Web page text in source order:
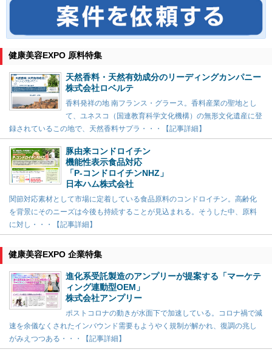
健康美容EXPO 原料特集
天然香料・天然有効成分のリーディングカンパニー
株式会社ロベルテ
香料発祥の地 南フランス・グラース。香料産業の聖地とし
て、ユネスコ（国連教育科学文化機構）の無形文化遺産に登
録されているこの地で、天然香料サプラ・・・【記事詳細】
豚由来コンドロイチン
機能性表示食品対応
「P-コンドロイチンNHZ」
日本ハム株式会社
関節対応素材として市場に定着している食品原料のコンドロイチン。高齢化
を背景にそのニーズは今後も持続することが見込まれる。そうした中、原料
に対し・・・【記事詳細】
健康美容EXPO 企業特集
進化系受託製造のアンプリーが提案する「マーケテ
ィング連動型OEM」
株式会社アンプリー
ポストコロナの動きが水面下で加速している。コロナ禍で減
速を余儀なくされたインバウンド需要もようやく規制が解かれ、復調の兆し
がみえつつある・・・【記事詳細】